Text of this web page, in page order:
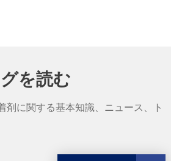
を読む
剤に関する基本知識、ニュース、ト